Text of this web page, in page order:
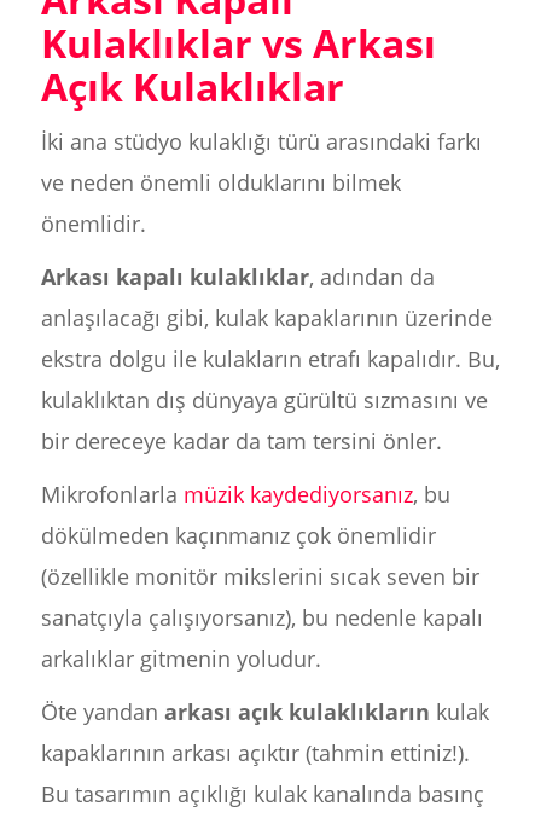
Kulaklıklar vs Arkası
Açık Kulaklıklar
İki ana stüdyo kulaklığı türü arasındaki farkı
ve neden önemli olduklarını bilmek
önemlidir.
Arkası kapalı kulaklıklar, adından da
anlaşılacağı gibi, kulak kapaklarının üzerinde
ekstra dolgu ile kulakların etrafı kapalıdır. Bu,
kulaklıktan dış dünyaya gürültü sızmasını ve
bir dereceye kadar da tam tersini önler.
Mikrofonlarla müzik kaydediyorsanız, bu
dökülmeden kaçınmanız çok önemlidir
(özellikle monitör mikslerini sıcak seven bir
sanatçıyla çalışıyorsanız), bu nedenle kapalı
arkalıklar gitmenin yoludur.
Öte yandan arkası açık kulaklıkların kulak
kapaklarının arkası açıktır (tahmin ettiniz!).
Bu tasarımın açıklığı kulak kanalında basınç